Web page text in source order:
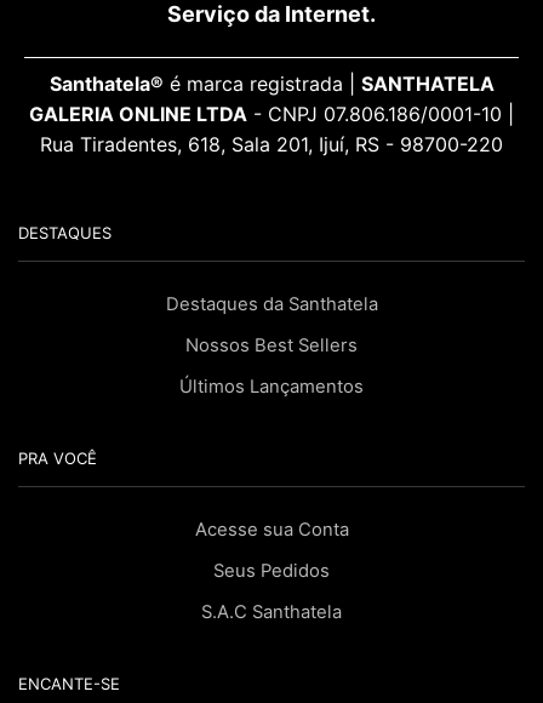
Serviço da Internet.
Santhatela® é marca registrada | SANTHATELA
GALERIA ONLINE LTDA - CNPJ 07.806.186/0001-10 |
Rua Tiradentes, 618, Sala 201, Ijuí, RS - 98700-220
DESTAQUES
Destaques da Santhatela
Nossos Best Sellers
Últimos Lançamentos
PRA VOCÊ
Acesse sua Conta
Seus Pedidos
S.A.C Santhatela
ENCANTE-SE